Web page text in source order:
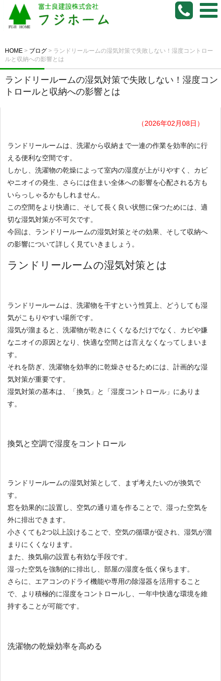
HOME > ブログ > ランドリールームの湿気対策で失敗しない！湿度コントロー
ルと収納への影響とは
ランドリールームの湿気対策で失敗しない！湿度コン
トロールと収納への影響とは
（2026年02月08日）
ランドリールームは、洗濯から収納まで一連の作業を効率的に行
える便利な空間です。
しかし、洗濯物の乾燥によって室内の湿度が上がりやすく、カビ
やニオイの発生、さらには住まい全体への影響を心配される方も
いらっしゃるかもしれません。
この空間をより快適に、そして長く良い状態に保つためには、適
切な湿気対策が不可欠です。
今回は、ランドリールームの湿気対策とその効果、そして収納へ
の影響について詳しく見ていきましょう。
ランドリールームの湿気対策とは
ランドリールームは、洗濯物を干すという性質上、どうしても湿
気がこもりやすい場所です。
湿気が溜まると、洗濯物が乾きにくくなるだけでなく、カビや嫌
なニオイの原因となり、快適な空間とは言えなくなってしまいま
す。
それを防ぎ、洗濯物を効率的に乾燥させるためには、計画的な湿
気対策が重要です。
湿気対策の基本は、「換気」と「湿度コントロール」にありま
す。
換気と空調で湿度をコントロール
ランドリールームの湿気対策として、まず考えたいのが換気で
す。
窓を効果的に設置し、空気の通り道を作ることで、湿った空気を
外に排出できます。
小さくても2つ以上設けることで、空気の循環が促され、湿気が溜
まりにくくなります。
また、換気扇の設置も有効な手段です。
湿った空気を強制的に排出し、部屋の湿度を低く保ちます。
さらに、エアコンのドライ機能や専用の除湿器を活用すること
で、より積極的に湿度をコントロールし、一年中快適な環境を維
持することが可能です。
洗濯物の乾燥効率を高める